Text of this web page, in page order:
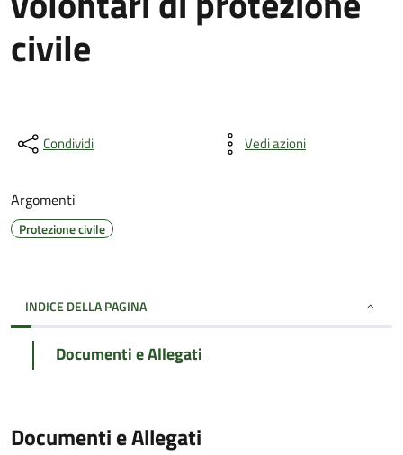
civile
Condividi Vedi azioni
Argomenti
Protezione civile
INDICE DELLA PAGINA
Documenti e Allegati
Documenti e Allegati